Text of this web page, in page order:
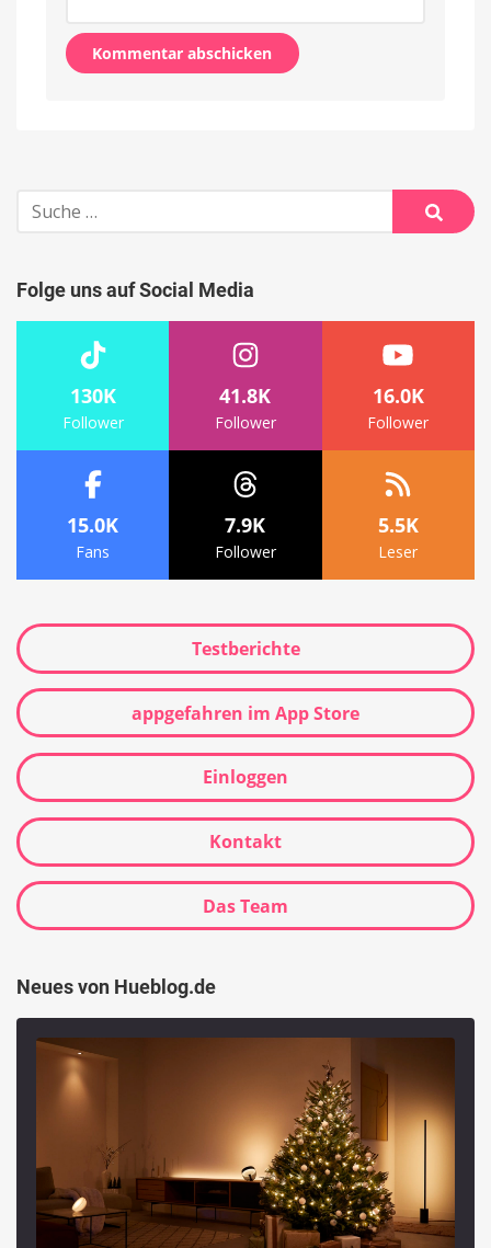
Suche
nach:
Suche
Folge uns auf Social Media
130K
Follower
41.8K
Follower
16.0K
Follower
15.0K
Fans
7.9K
Follower
5.5K
Leser
Testberichte
appgefahren im App Store
Einloggen
Kontakt
Das Team
Neues von Hueblog.de